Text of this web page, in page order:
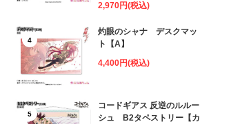
2,970円(税込)
4
灼眼のシャナ デスクマッ
ト【A】
4,400円(税込)
5
コードギアス 反逆のルルー
シュ B2タペストリー【カ